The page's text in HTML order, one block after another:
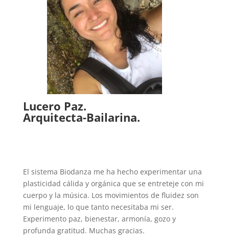
Lucero Paz.
Arquitecta-Bailarina.
El sistema Biodanza me ha hecho experimentar una
plasticidad cálida y orgánica que se entreteje con mi
cuerpo y la música. Los movimientos de fluidez son
mi lenguaje, lo que tanto necesitaba mi ser.
Experimento paz, bienestar, armonía, gozo y
profunda gratitud. Muchas gracias.